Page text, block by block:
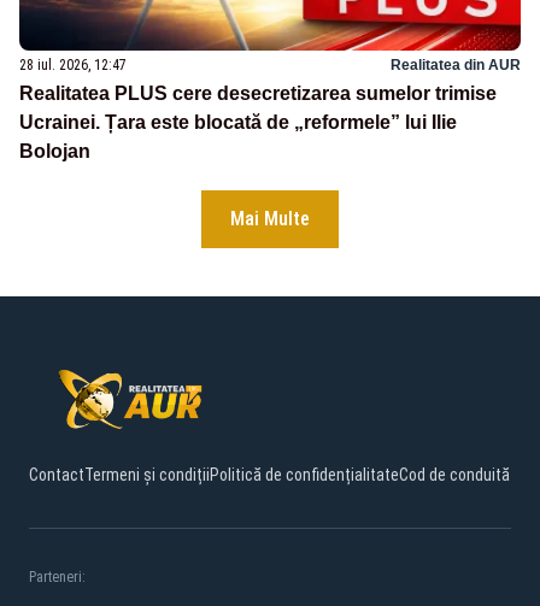
28 iul. 2026, 12:47 Realitatea din AUR
Realitatea PLUS cere desecretizarea sumelor trimise
Ucrainei. Țara este blocată de „reformele” lui Ilie
Bolojan
Mai Multe
ContactTermeni și condițiiPolitică de confidențialitateCod de conduită
Parteneri: